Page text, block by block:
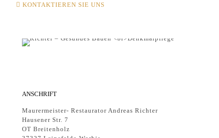
KONTAKTIEREN SIE UNS
ANSCHRIFT
Maurermeister- Restaurator Andreas Richter
Hausener Str. 7
OT Breitenholz